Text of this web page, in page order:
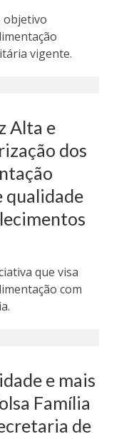
objetivo
vigente.
Alta e
dos
qualidade
que visa
com
e mais
Família
de